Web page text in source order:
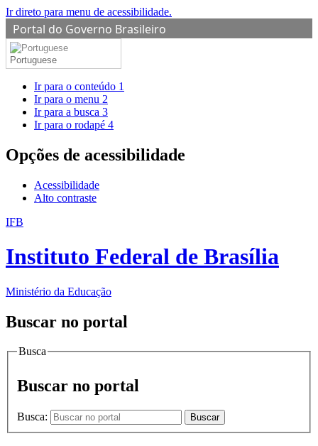
Ir direto para menu de acessibilidade.
Portal do Governo Brasileiro
Portuguese
Ir para o conteúdo 1
Ir para o menu 2
Ir para a busca 3
Ir para o rodapé 4
Opções de acessibilidade
Acessibilidade
Alto contraste
IFB
Instituto Federal de Brasília
Ministério da Educação
Buscar no portal
Busca
Buscar no portal
Busca: Buscar